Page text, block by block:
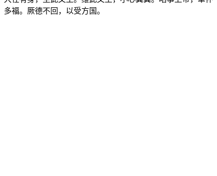
多福。厥德不回，以受方国。